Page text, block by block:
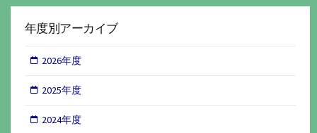
年度別アーカイブ
2026年度
2025年度
2024年度